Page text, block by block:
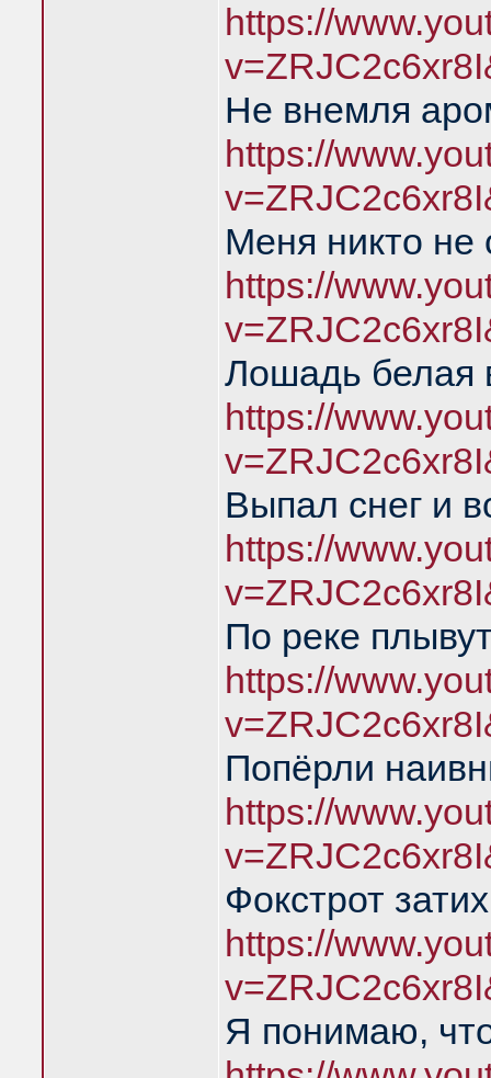
https://
Не внемля
https://
Меня никто
https://
Лошадь
https://
Выпал снег и
https://
По реке
https://
Попёрли
https://
Фокстрот
https://
Я понимаю,